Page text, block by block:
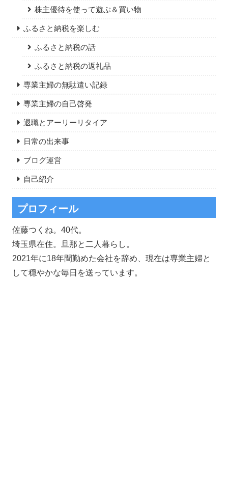
株主優待を使って遊ぶ＆買い物
ふるさと納税を楽しむ
ふるさと納税の話
ふるさと納税の返礼品
専業主婦の無駄遣い記録
専業主婦の自己啓発
退職とアーリーリタイア
日常の出来事
ブログ運営
自己紹介
プロフィール
佐藤つくね。40代。
埼玉県在住。旦那と二人暮らし。
2021年に18年間勤めた会社を辞め、現在は専業主婦と
して穏やかな毎日を送っています。